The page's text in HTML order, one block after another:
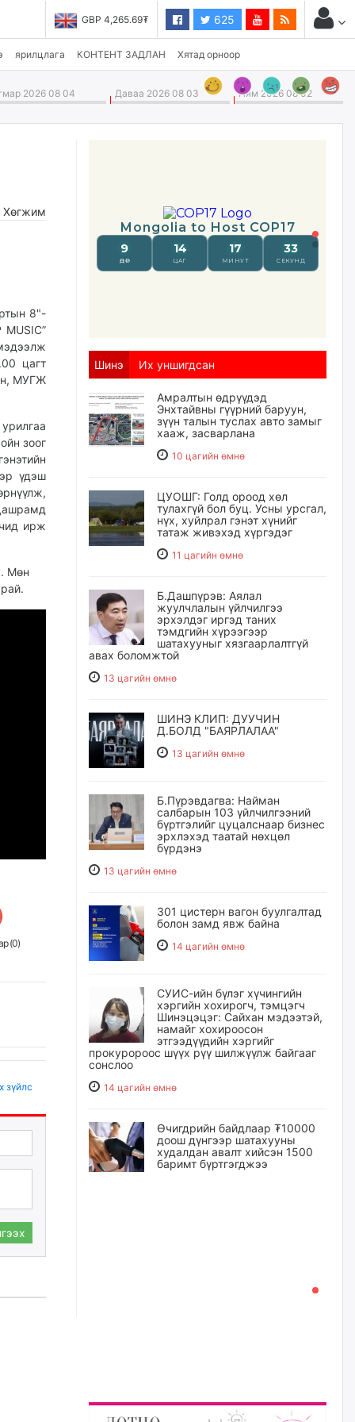
USD 3,496.90₮
GBP 4,265.69₮ 625
ярилцлага КОНТЕНТ ЗАДЛАН Хятад орноор
2026 08 04 Даваа 2026 08 03 Ням 2026 08 02
Хөгжим
8"-
цагт
МУГЖ
зоог
үдэш
ирж
Мөн
(0)
зүйлс
Шинэ Их уншигдсан
Амралтын өдрүүдэд
Энхтайвны гүүрний баруун,
зүүн талын туслах авто замыг
хааж, засварлана
10 цагийн өмнө
ЦУОШГ: Голд ороод хөл
тулахгүй бол буц. Усны урсгал,
нүх, хуйлрал гэнэт хүнийг
татаж живэхэд хүргэдэг
11 цагийн өмнө
Б.Дашпүрэв: Аялал
жуулчлалын үйлчилгээ
эрхэлдэг иргэд таних
тэмдгийн хүрээгээр
шатахууныг хязгаарлалтгүй
авах боломжтой
13 цагийн өмнө
ШИНЭ КЛИП: ДУУЧИН
Д.БОЛД "БАЯРЛАЛАА"
13 цагийн өмнө
Б.Пүрэвдагва: Найман
салбарын 103 үйлчилгээний
бүртгэлийг цуцалснаар бизнес
эрхлэхэд таатай нөхцөл
бүрдэнэ
13 цагийн өмнө
301 цистерн вагон буулгалтад
болон замд явж байна
14 цагийн өмнө
СУИС-ийн бүлэг хүчингийн
хэргийн хохирогч, тэмцэгч
Шинэцэцэг: Сайхан мэдээтэй,
намайг хохироосон
этгээдүүдийн хэргийг
прокуророос шүүх рүү шилжүүлж байгааг
сонслоо
14 цагийн өмнө
Өчигдрийн байдлаар ₮10000
доош дүнгээр шатахууны
худалдан авалт хийсэн 1500
баримт бүртгэгджээ